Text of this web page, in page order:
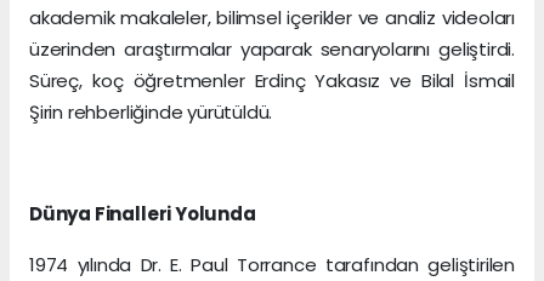
akademik makaleler, bilimsel içerikler ve analiz videoları
üzerinden araştırmalar yaparak senaryolarını geliştirdi.
Süreç, koç öğretmenler Erdinç Yakasız ve Bilal İsmail
Şirin rehberliğinde yürütüldü.
Dünya Finalleri Yolunda
1974 yılında Dr. E. Paul Torrance tarafından geliştirilen